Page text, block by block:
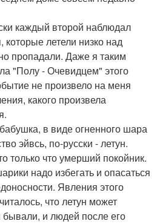
каждый второй наблюдал
летели низко над
пропадали. Даже я таким
"Полу - Очевидцем" этого
не произвело на меня
какого произвела
в виде огненного шара
эйвсь, по-русски - летун.
только что умерший покойник.
надо избегать и опасаться
Явления этого
что летун может
бывали, и людей после его